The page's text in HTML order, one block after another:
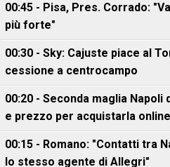
00:45 - Pisa, Pres. Corrado:
più forte"
00:30 - Sky: Cajuste piace al
cessione a centrocampo
00:20 - Seconda maglia
e prezzo per acquistarla online
00:15 - Romano: "Contatti tra
lo stesso agente di Allegri"